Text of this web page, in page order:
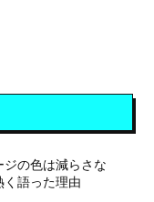
の色は減らさな
語った理由